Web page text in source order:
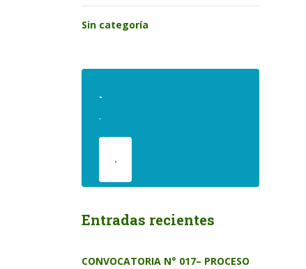
Sin categoría
.
.
.
Entradas recientes
CONVOCATORIA N° 017– PROCESO